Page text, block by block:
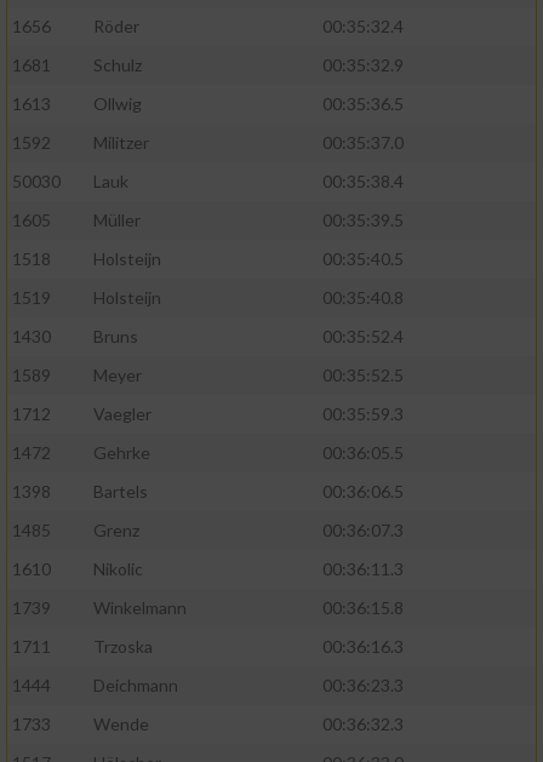
1656
Röder
00:35:32.4
1681
Schulz
00:35:32.9
1613
Ollwig
00:35:36.5
1592
Militzer
00:35:37.0
50030
Lauk
00:35:38.4
1605
Müller
00:35:39.5
1518
Holsteijn
00:35:40.5
1519
Holsteijn
00:35:40.8
1430
Bruns
00:35:52.4
1589
Meyer
00:35:52.5
1712
Vaegler
00:35:59.3
1472
Gehrke
00:36:05.5
1398
Bartels
00:36:06.5
1485
Grenz
00:36:07.3
1610
Nikolic
00:36:11.3
1739
Winkelmann
00:36:15.8
1711
Trzoska
00:36:16.3
1444
Deichmann
00:36:23.3
1733
Wende
00:36:32.3